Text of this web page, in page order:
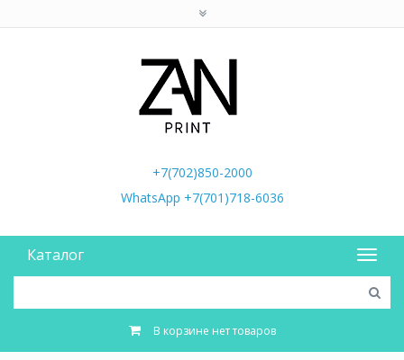
+7(702)850-2000
WhatsApp +7(701)718-6036
Каталог
В корзине нет товаров